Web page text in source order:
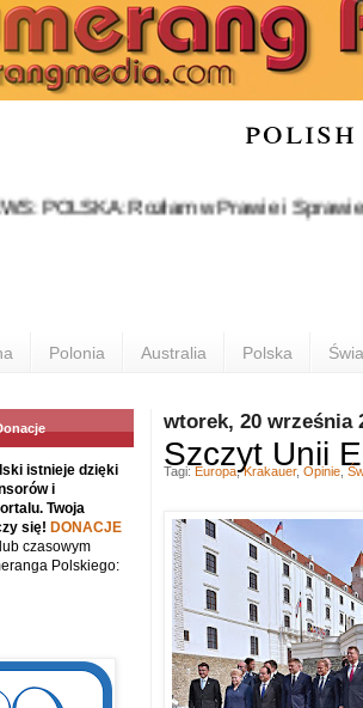
Rozłam w Prawie i
Polonia Australia Polska
wtorek, 20 września
Szczyt Unii
Tagi: Europa,Krakauer, Opinie
istnieje dzięki
i
Twoja
się! DONACJE
czasowym
Polskiego: